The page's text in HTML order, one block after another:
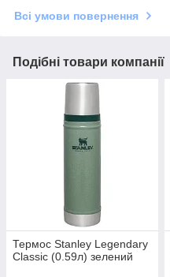
Всі умови повернення
Подібні товари компанії
Термос Stanley Legendary
Classic (0.59л) зелений